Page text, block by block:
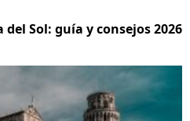
Sol: guía y consejos 2026